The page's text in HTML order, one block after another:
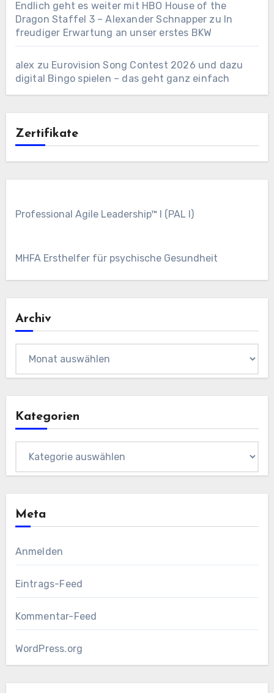
Endlich geht es weiter mit HBO House of the
Dragon Staffel 3 – Alexander Schnapper zu In
freudiger Erwartung an unser erstes BKW
alex zu Eurovision Song Contest 2026 und dazu
digital Bingo spielen – das geht ganz einfach
Zertifikate
Professional Agile Leadership™ I (PAL I)
MHFA Ersthelfer für psychische Gesundheit
Archiv
Kategorien
Meta
Anmelden
Eintrags-Feed
Kommentar-Feed
WordPress.org